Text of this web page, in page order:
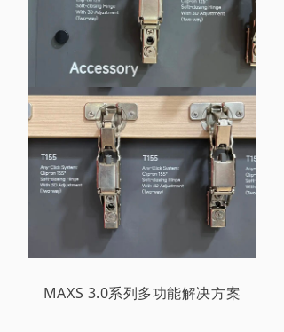
MAXS 3.0系列多功能解决方案